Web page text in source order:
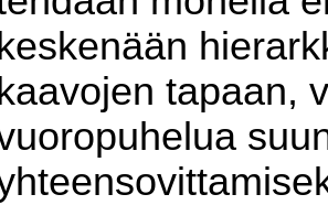
keskenään
kaavojen tapaan,